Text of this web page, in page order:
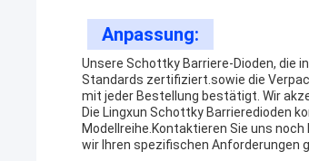
Anpassung:
Unsere Schottky Barriere-Dioden, die
Standards zertifiziert.sowie die
mit jeder Bestellung bestätigt. Wir
Die Lingxun Schottky Barrieredioden
Modellreihe.Kontaktieren Sie uns
wir Ihren spezifischen Anforderungen